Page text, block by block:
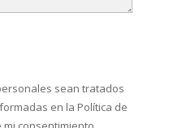
sean tratados
en la Política de